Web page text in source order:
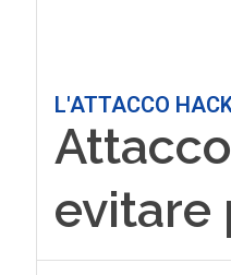
L'ATTACCO
evitare